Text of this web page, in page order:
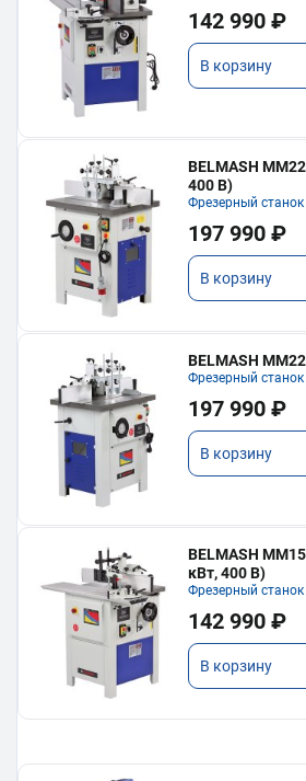
142 990 ₽
В корзину
BELMASH
400 В)
Фрезерный станок
197 990 ₽
В корзину
BELMASH
Фрезерный станок
197 990 ₽
В корзину
BELMASH
кВт, 400 В)
Фрезерный
142 990 ₽
В корзину